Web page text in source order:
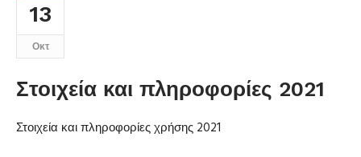
13
Οκτ
Στοιχεία και πληροφορίες 2021
Στοιχεία και πληροφορίες χρήσης 2021